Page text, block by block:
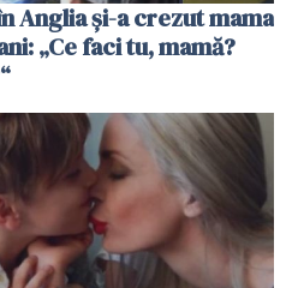
Anglia și-a crezut mama
„Ce faci tu, mamă?